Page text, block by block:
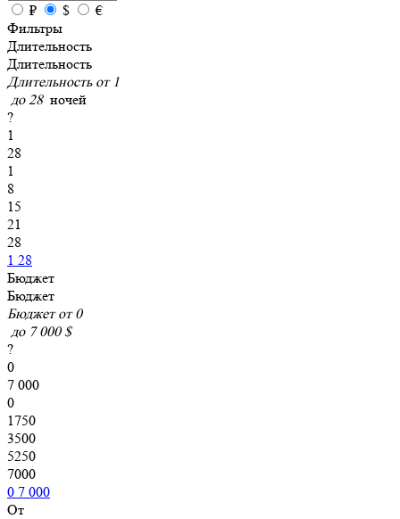
₽ $
€
Фильтры
Длительность
Длительность
Длительность от 1
до28 ночей
?
1
28
1
8
15
21
28
1 28
Бюджет
Бюджет
Бюджет от0
до 7 000 $
?
0
7 000
0
1750
3500
5250
7000
0 7 000
От